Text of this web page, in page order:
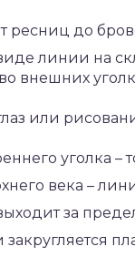
ресниц до
линии на
внешних
или
уголка –
века –
за
закругляется